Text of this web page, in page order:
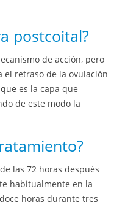
postcoital?
de acción, pero
el retraso de la ovulación
es la capa que
de este modo la
las 72 horas después
habitualmente en la
horas durante tres